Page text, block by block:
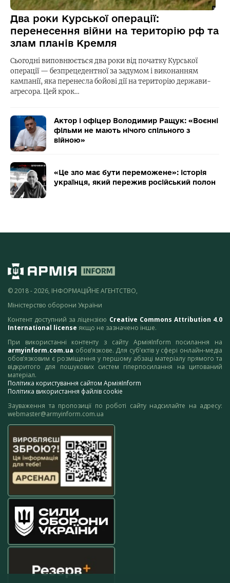
Два роки Курської операції:
перенесення війни на територію рф та
злам планів Кремля
Сьогодні виповнюється два роки від початку Курської
операції — безпрецедентної за задумом і виконанням
кампанії, яка перенесла бойові дії на територію держави-
агресора. Цей крок…
Актор і офіцер Володимир Ращук: «Воєнні
фільми не мають нічого спільного з
війною»
«Це зло має бути переможене»: історія
українця, який пережив російський полон
© 2018 - 2026, ІНФОРМАЦІЙНЕ АГЕНТСТВО,
Міністерство оборони України
Контент доступний за ліцензією Creative Commons Attribution 4.0
International license якщо не зазначено інше.
При використанні контенту з сайту АрміяInform посилання на
armyinform.com.ua обов’язкове. Для суб’єктів у сфері онлайн-медіа
обов’язковим є розміщення у першому абзаці матеріалу прямого та
відкритого для пошукових систем гіперпосилання на цитований
матеріал.
Політика користування сайтом АрміяInform
Політика використання файлів cookie
Зауваження та пропозиції по роботі сайту надсилайте на адресу:
webmaster@armyinform.com.ua